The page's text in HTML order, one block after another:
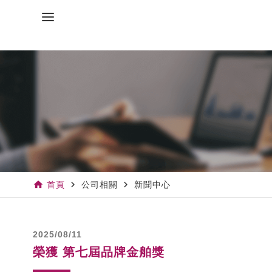
home 首頁 navigate_next 公司相關 navigate_next 新聞中心
2025/08/11
榮獲 第七屆品牌金舶獎